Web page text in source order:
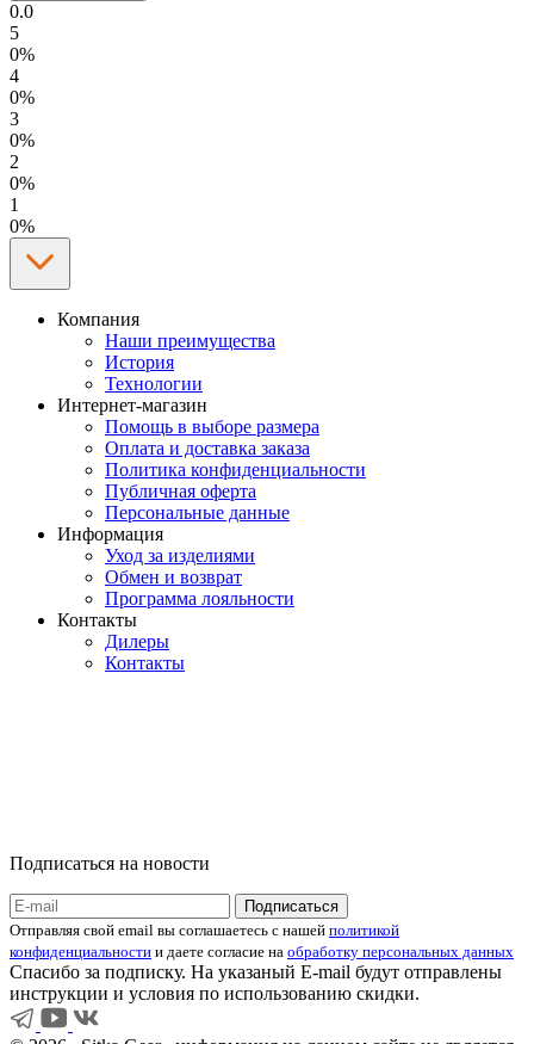
0.0
5
0%
4
0%
3
0%
2
0%
1
0%
Компания
Наши преимущества
История
Технологии
Интернет-магазин
Помощь в выборе размера
Оплата и доставка заказа
Политика конфиденциальности
Публичная оферта
Персональные данные
Информация
Уход за изделиями
Обмен и возврат
Программа лояльности
Контакты
Дилеры
Контакты
Подписаться на новости
Отправляя свой email вы соглашаетесь с нашей политикой
конфиденциальности и даете согласие на обработку персональных данных
Спасибо за подписку. На указаный E-mail будут отправлены
инструкции и условия по использованию скидки.